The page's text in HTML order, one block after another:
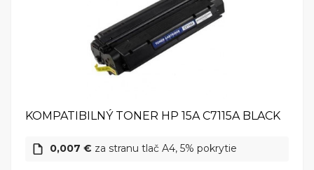
KOMPATIBILNÝ TONER HP 15A C7115A BLACK
0,007 € za stranu tlač A4, 5% pokrytie